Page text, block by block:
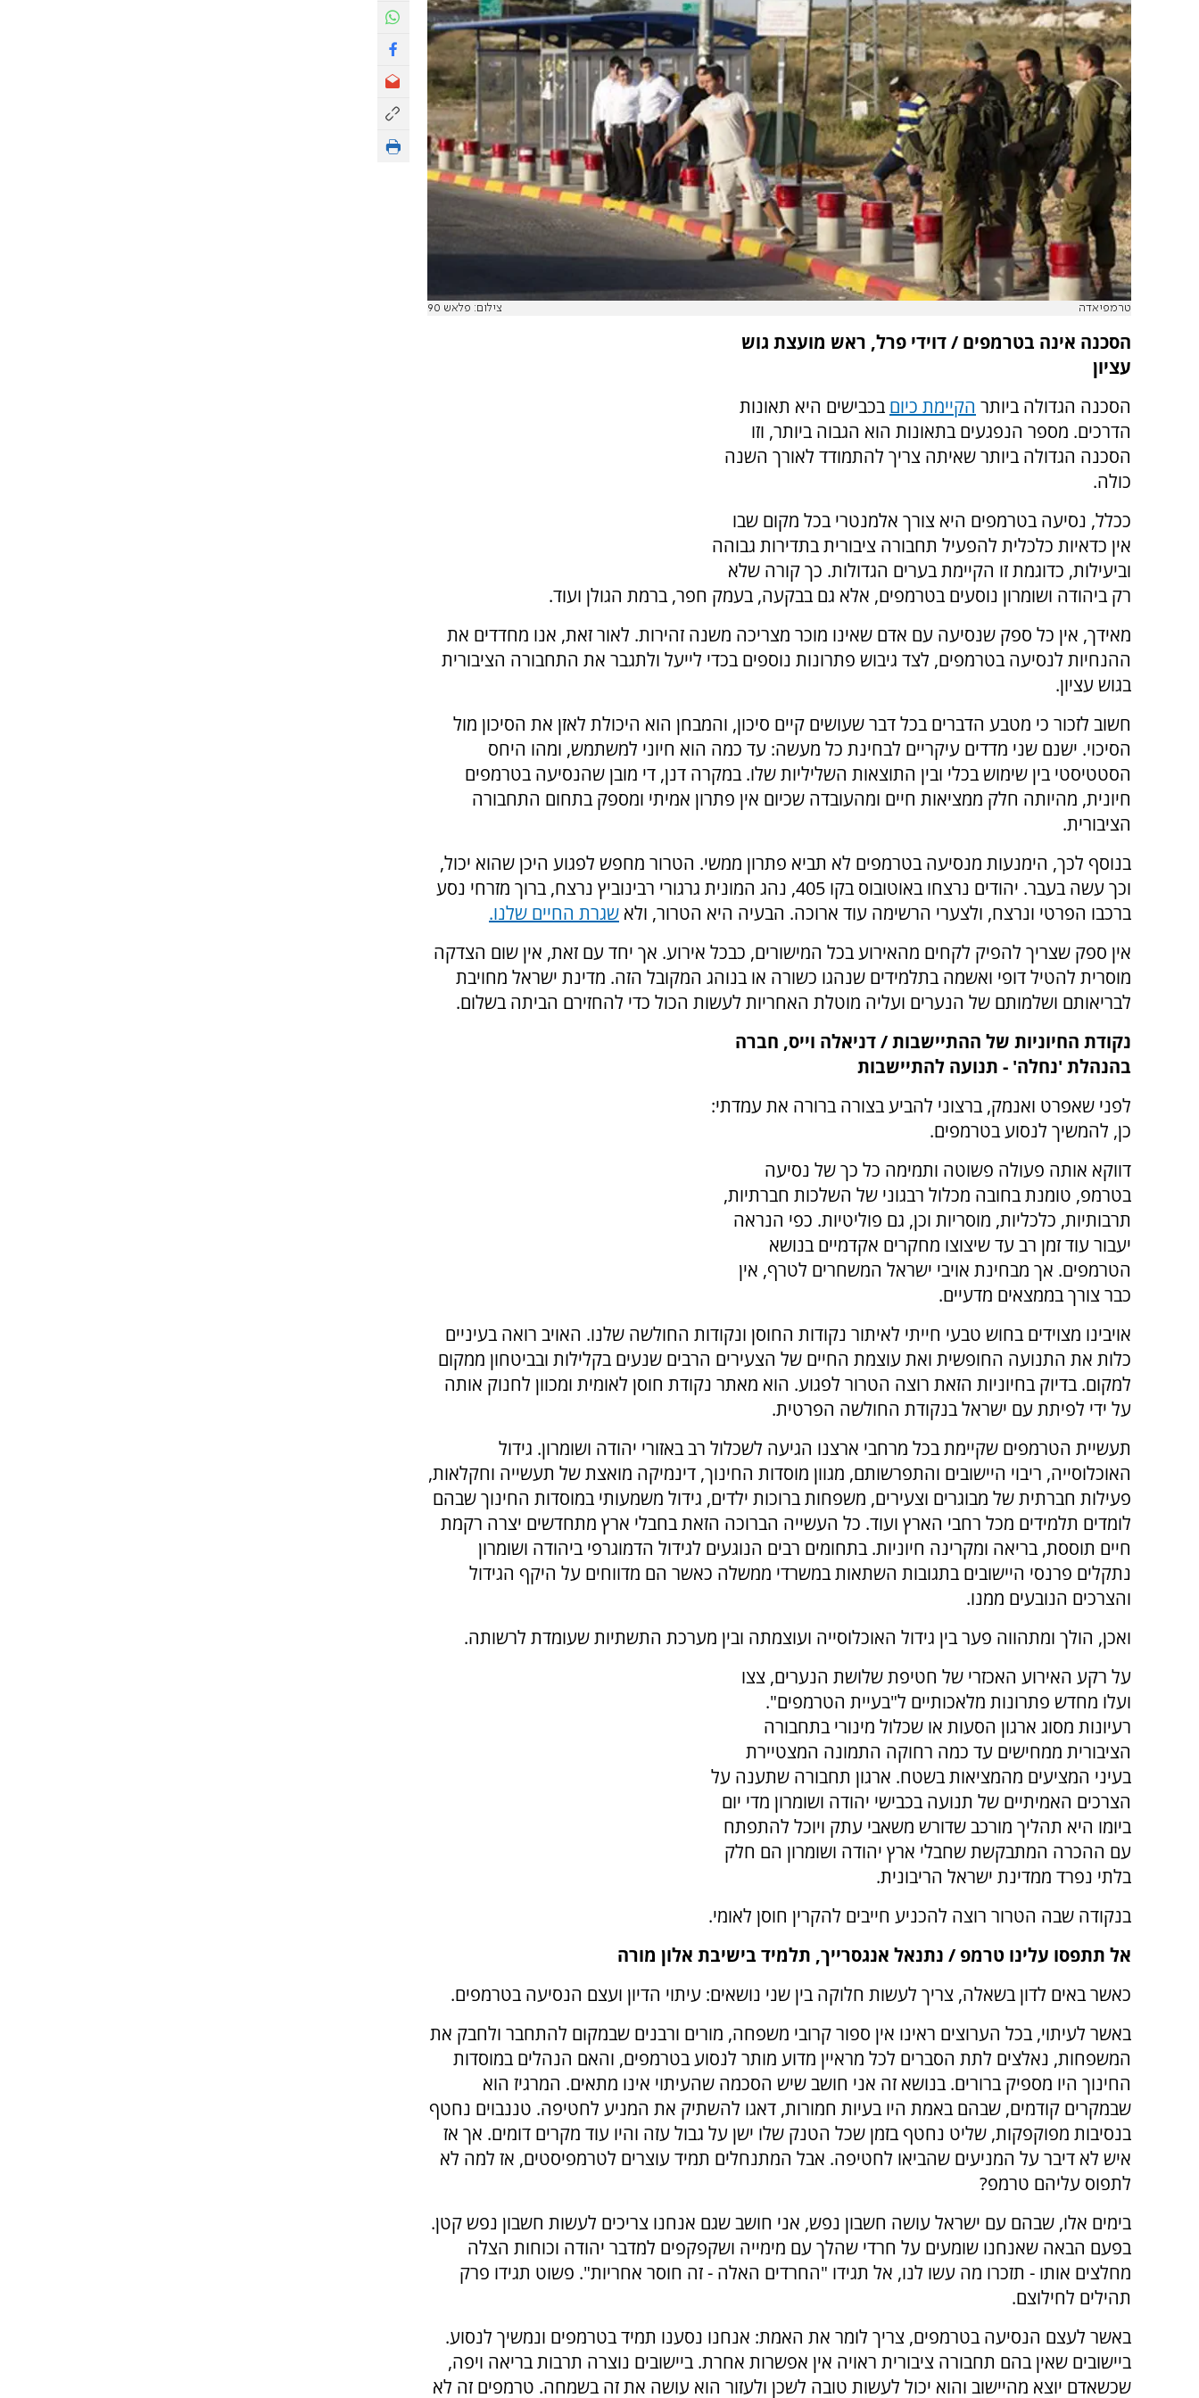
טרמפיאדה צילום: פלאש 90
הסכנה אינה בטרמפים /דוידי פרל, ראש מועצת גוש
עציון
הסכנה הגדולה ביותר הקיימת כיום בכבישים היא תאונות
הדרכים. מספר הנפגעים בתאונות הוא הגבוה ביותר, וזו
הסכנה הגדולה ביותר שאיתה צריך להתמודד לאורך השנה
כולה.
ככלל, נסיעה בטרמפים היא צורך אלמנטרי בכל מקום שבו
אין כדאיות כלכלית להפעיל תחבורה ציבורית בתדירות גבוהה
וביעילות, כדוגמת זו הקיימת בערים הגדולות. כך קורה שלא
רק ביהודה ושומרון נוסעים בטרמפים, אלא גם בבקעה, בעמק חפר, ברמת הגולן ועוד.
מאידך, אין כל ספק שנסיעה עם אדם שאינו מוכר מצריכה משנה זהירות. לאור זאת, אנו מחדדים את
ההנחיות לנסיעה בטרמפים, לצד גיבוש פתרונות נוספים בכדי לייעל ולתגבר את התחבורה הציבורית
בגוש עציון.
חשוב לזכור כי מטבע הדברים בכל דבר שעושים קיים סיכון, והמבחן הוא היכולת לאזן את הסיכון מול
הסיכוי. ישנם שני מדדים עיקריים לבחינת כל מעשה: עד כמה הוא חיוני למשתמש, ומהו היחס
הסטטיסטי בין שימוש בכלי ובין התוצאות השליליות שלו. במקרה דנן, די מובן שהנסיעה בטרמפים
חיונית, מהיותה חלק ממציאות חיים ומהעובדה שכיום אין פתרון אמיתי ומספק בתחום התחבורה
הציבורית.
בנוסף לכך, הימנעות מנסיעה בטרמפים לא תביא פתרון ממשי. הטרור מחפש לפגוע היכן שהוא יכול,
וכך עשה בעבר. יהודים נרצחו באוטובוס בקו 405, נהג המונית גרגורי רבינוביץ נרצח, ברוך מזרחי נסע
ברכבו הפרטי ונרצח, ולצערי הרשימה עוד ארוכה. הבעיה היא הטרור, ולא שגרת החיים שלנו.
אין ספק שצריך להפיק לקחים מהאירוע בכל המישורים, כבכל אירוע. אך יחד עם זאת, אין שום הצדקה
מוסרית להטיל דופי ואשמה בתלמידים שנהגו כשורה או בנוהג המקובל הזה. מדינת ישראל מחויבת
לבריאותם ושלמותם של הנערים ועליה מוטלת האחריות לעשות הכול כדי להחזירם הביתה בשלום.
נקודת החיוניות של ההתיישבות /דניאלה וייס, חברה
בהנהלת 'נחלה' - תנועה להתיישבות
לפני שאפרט ואנמק, ברצוני להביע בצורה ברורה את עמדתי:
כן, להמשיך לנסוע בטרמפים.
דווקא אותה פעולה פשוטה ותמימה כל כך של נסיעה
בטרמפ, טומנת בחובה מכלול רבגוני של השלכות חברתיות,
תרבותיות, כלכליות, מוסריות וכן, גם פוליטיות. כפי הנראה
יעבור עוד זמן רב עד שיצוצו מחקרים אקדמיים בנושא
הטרמפים. אך מבחינת אויבי ישראל המשחרים לטרף, אין
כבר צורך בממצאים מדעיים.
אויבינו מצוידים בחוש טבעי חייתי לאיתור נקודות החוסן ונקודות החולשה שלנו. האויב רואה בעיניים
כלות את התנועה החופשית ואת עוצמת החיים של הצעירים הרבים שנעים בקלילות ובביטחון ממקום
למקום. בדיוק בחיוניות הזאת רוצה הטרור לפגוע. הוא מאתר נקודת חוסן לאומית ומכוון לחנוק אותה
על ידי לפיתת עם ישראל בנקודת החולשה הפרטית.
תעשיית הטרמפים שקיימת בכל מרחבי ארצנו הגיעה לשכלול רב באזורי יהודה ושומרון. גידול
האוכלוסייה, ריבוי היישובים והתפרשותם, מגוון מוסדות החינוך, דינמיקה מואצת של תעשייה וחקלאות,
פעילות חברתית של מבוגרים וצעירים, משפחות ברוכות ילדים, גידול משמעותי במוסדות החינוך שבהם
לומדים תלמידים מכל רחבי הארץ ועוד. כל העשייה הברוכה הזאת בחבלי ארץ מתחדשים יצרה רקמת
חיים תוססת, בריאה ומקרינה חיוניות. בתחומים רבים הנוגעים לגידול הדמוגרפי ביהודה ושומרון
נתקלים פרנסי היישובים בתגובות השתאות במשרדי ממשלה כאשר הם מדווחים על היקף הגידול
והצרכים הנובעים ממנו.
ואכן, הולך ומתהווה פער בין גידול האוכלוסייה ועוצמתה ובין מערכת התשתיות שעומדת לרשותה.
על רקע האירוע האכזרי של חטיפת שלושת הנערים, צצו
ועלו מחדש פתרונות מלאכותיים ל"בעיית הטרמפים".
רעיונות מסוג ארגון הסעות או שכלול מינורי בתחבורה
הציבורית ממחישים עד כמה רחוקה התמונה המצטיירת
בעיני המציעים מהמציאות בשטח. ארגון תחבורה שתענה על
הצרכים האמיתיים של תנועה בכבישי יהודה ושומרון מדי יום
ביומו היא תהליך מורכב שדורש משאבי עתק ויוכל להתפתח
עם ההכרה המתבקשת שחבלי ארץ יהודה ושומרון הם חלק
בלתי נפרד ממדינת ישראל הריבונית.
בנקודה שבה הטרור רוצה להכניע חייבים להקרין חוסן לאומי.
אל תתפסו עלינו טרמפ / נתנאל אנגסרייך, תלמיד בישיבת אלון מורה
כאשר באים לדון בשאלה, צריך לעשות חלוקה בין שני נושאים: עיתוי הדיון ועצם הנסיעה בטרמפים.
באשר לעיתוי, בכל הערוצים ראינו אין ספור קרובי משפחה, מורים ורבנים שבמקום להתחבר ולחבק את
המשפחות, נאלצים לתת הסברים לכל מראיין מדוע מותר לנסוע בטרמפים, והאם הנהלים במוסדות
החינוך היו מספיק ברורים. בנושא זה אני חושב שיש הסכמה שהעיתוי אינו מתאים. המרגיז הוא
שבמקרים קודמים, שבהם באמת היו בעיות חמורות, דאגו להשתיק את המניע לחטיפה. טננבוים נחטף
בנסיבות מפוקפקות, שליט נחטף בזמן שכל הטנק שלו ישן על גבול עזה והיו עוד מקרים דומים. אך אז
איש לא דיבר על המניעים שהביאו לחטיפה. אבל המתנחלים תמיד עוצרים לטרמפיסטים, אז למה לא
לתפוס עליהם טרמפ?
בימים אלו, שבהם עם ישראל עושה חשבון נפש, אני חושב שגם אנחנו צריכים לעשות חשבון נפש קטן.
בפעם הבאה שאנחנו שומעים על חרדי שהלך עם מימייה ושקפקפים למדבר יהודה וכוחות הצלה
מחלצים אותו - תזכרו מה עשו לנו, אל תגידו "החרדים האלה - זה חוסר אחריות". פשוט תגידו פרק
תהילים לחילוצם.
באשר לעצם הנסיעה בטרמפים, צריך לומר את האמת: אנחנו נסענו תמיד בטרמפים ונמשיך לנסוע.
ביישובים שאין בהם תחבורה ציבורית ראויה אין אפשרות אחרת. ביישובים נוצרה תרבות בריאה ויפה,
שכשאדם יוצא מהיישוב והוא יכול לעשות טובה לשכן ולעזור הוא עושה את זה בשמחה. טרמפים זה לא